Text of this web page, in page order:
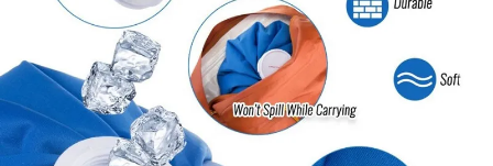
ÜBER
UNS
WERKSBESICHTIGUNG